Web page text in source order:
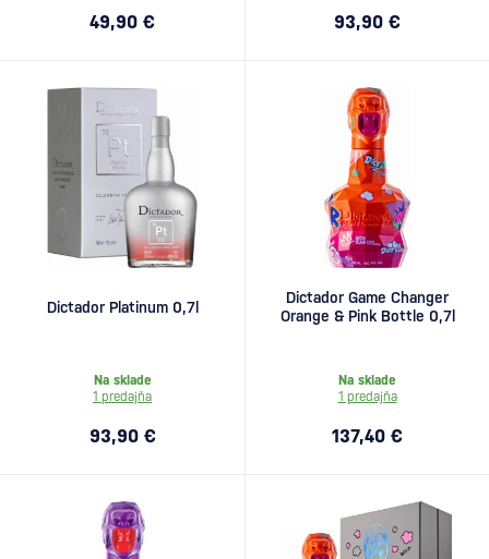
49,90 € 93,90 €
Dictador Platinum 0,7l
Na sklade
1 predajňa
93,90 €
Dictador Game Changer
Orange & Pink Bottle 0,7l
Na sklade
1 predajňa
137,40 €